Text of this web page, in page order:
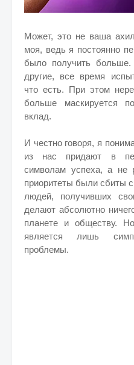
Может, это не ваша
моя, ведь я постоянно
было получить
другие, все время
что есть. При этом
больше маскируется
вклад.
И честно говоря, я
из нас придают в
символам успеха, а не
приоритеты были сбиты
людей, получивших
делают абсолютно
планете и обществу.
является лишь
проблемы.